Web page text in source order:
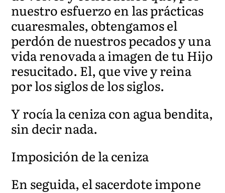
nuestro esfuerzo en las prácticas
cuaresmales, obtengamos el
perdón de nuestros pecados y una
vida renovada a imagen de tu Hijo
resucitado. El, que vive y reina
por los siglos de los siglos.
Y rocía la ceniza con agua bendita,
sin decir nada.
Imposición de la ceniza
En seguida, el sacerdote impone